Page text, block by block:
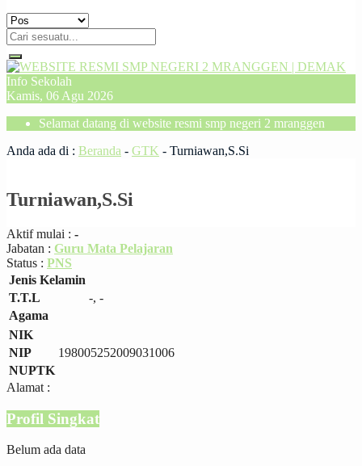
Info Sekolah
Kamis, 06 Agu 2026
Selamat datang di website resmi smp negeri 2 mranggen
Anda ada di : Beranda - GTK - Turniawan,S.Si
Turniawan,S.Si
Aktif mulai : -
Jabatan : Guru Mata Pelajaran
Status : PNS
Jenis Kelamin
T.T.L
-, -
Agama
NIK
NIP
198005252009031006
NUPTK
Alamat :
Profil Singkat
Belum ada data